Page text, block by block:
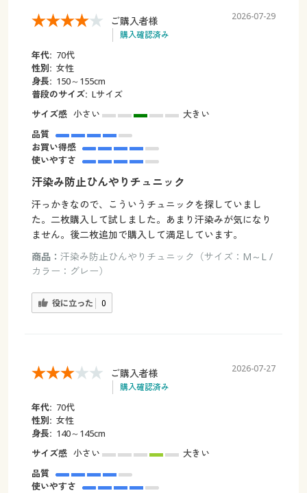
ご購入者様
購入確認済み
2026-07-29
年代: 70代
性別: 女性
身長: 150～155cm
普段のサイズ: Lサイズ
サイズ感 小さい
大きい
品質
お買い得感
使いやすさ
汗染み防止ひんやりチュニック
汗っかきなので、こういうチュニックを探していまし
た。二枚購入して試しました。あまり汗染みが気になり
ません。後二枚追加で購入して満足しています。
商品： 汗染み防止ひんやりチュニック（サイズ：M～L /
カラー：グレー）
役に立った 0
ご購入者様
購入確認済み
2026-07-27
年代: 70代
性別: 女性
身長: 140～145cm
サイズ感 小さい
大きい
品質
使いやすさ